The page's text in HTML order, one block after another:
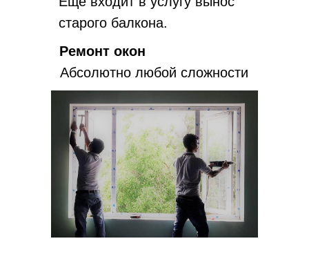
старого балкона.
Ремонт окон
Абсолютно любой сложности